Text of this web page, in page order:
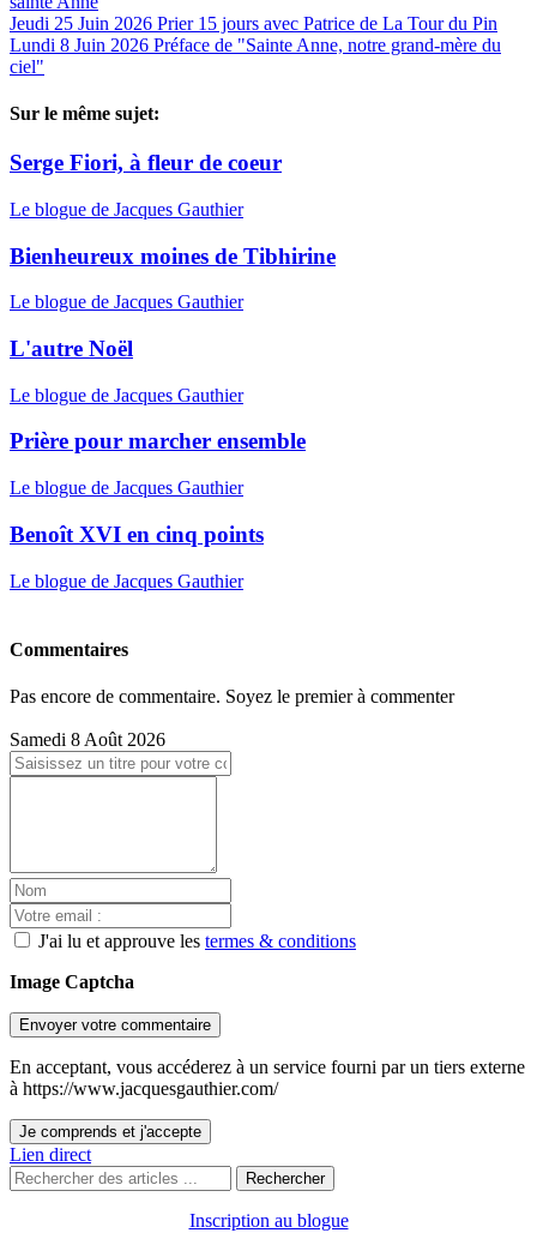
Jeudi 25 Juin 2026 Prier 15 jours avec Patrice de La Tour du Pin
Lundi 8 Juin 2026 Préface de "Sainte Anne, notre grand-mère du
ciel"
Sur le même sujet:
Serge Fiori, à fleur de coeur
Le blogue de Jacques Gauthier
Bienheureux moines de Tibhirine
Le blogue de Jacques Gauthier
L'autre Noël
Le blogue de Jacques Gauthier
Prière pour marcher ensemble
Le blogue de Jacques Gauthier
Benoît XVI en cinq points
Le blogue de Jacques Gauthier
Commentaires
Pas encore de commentaire. Soyez le premier à commenter
Samedi 8 Août 2026
J'ai lu et approuve les termes & conditions
Image Captcha
Envoyer votre commentaire
En acceptant, vous accéderez à un service fourni par un tiers externe
à https://www.jacquesgauthier.com/
Je comprends et j'accepte
Lien direct
Rechercher
Inscription au blogue